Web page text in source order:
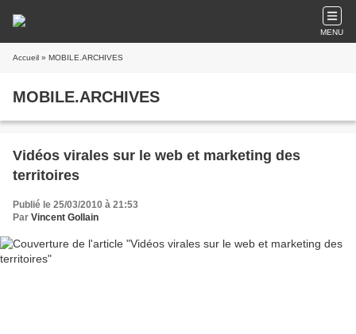
MENU
Accueil » MOBILE.ARCHIVES
MOBILE.ARCHIVES
Vidéos virales sur le web et marketing des
territoires
Publié le 25/03/2010 à 21:53
Par Vincent Gollain